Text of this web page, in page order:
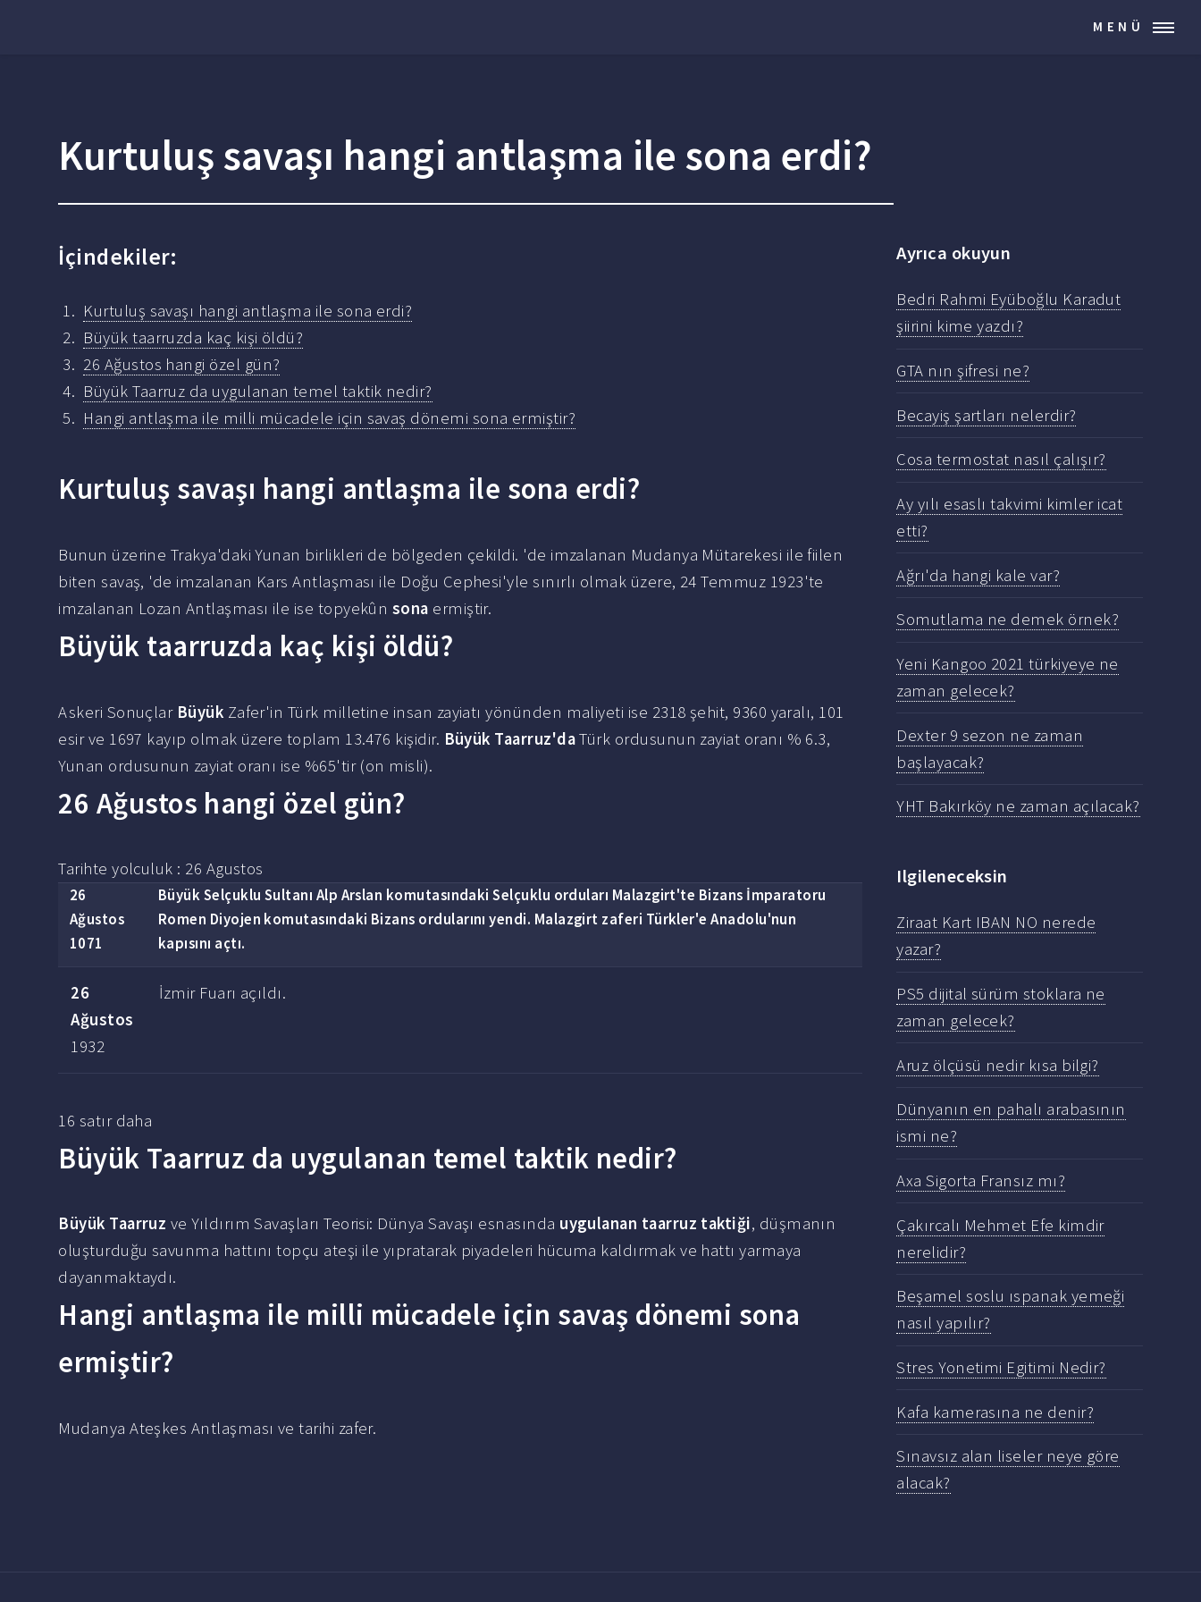
MENÜ
Kurtuluş savaşı hangi antlaşma ile sona erdi?
İçindekiler:
Kurtuluş savaşı hangi antlaşma ile sona erdi?
Büyük taarruzda kaç kişi öldü?
26 Ağustos hangi özel gün?
Büyük Taarruz da uygulanan temel taktik nedir?
Hangi antlaşma ile milli mücadele için savaş dönemi sona ermiştir?
Kurtuluş savaşı hangi antlaşma ile sona erdi?
Bunun üzerine Trakya'daki Yunan birlikleri de bölgeden çekildi. 'de imzalanan Mudanya Mütarekesi ile fiilen
biten savaş, 'de imzalanan Kars Antlaşması ile Doğu Cephesi'yle sınırlı olmak üzere, 24 Temmuz 1923'te
imzalanan Lozan Antlaşması ile ise topyekûn sona ermiştir.
Büyük taarruzda kaç kişi öldü?
Askeri Sonuçlar Büyük Zafer'in Türk milletine insan zayiatı yönünden maliyeti ise 2318 şehit, 9360 yaralı, 101
esir ve 1697 kayıp olmak üzere toplam 13.476 kişidir. Büyük Taarruz'daTürk ordusunun zayiat oranı % 6.3,
Yunan ordusunun zayiat oranı ise %65'tir (on misli).
26 Ağustos hangi özel gün?
Tarihte yolculuk : 26 Agustos
26
Ağustos
1071
Büyük Selçuklu Sultanı Alp Arslan komutasındaki Selçuklu orduları Malazgirt'te Bizans İmparatoru
Romen Diyojen komutasındaki Bizans ordularını yendi. Malazgirt zaferi Türkler'e Anadolu'nun
kapısını açtı.
26
Ağustos
1932
İzmir Fuarı açıldı.
16 satır daha
Büyük Taarruz da uygulanan temel taktik nedir?
Büyük Taarruz ve Yıldırım Savaşları Teorisi: Dünya Savaşı esnasında uygulanan taarruz taktiği, düşmanın
oluşturduğu savunma hattını topçu ateşi ile yıpratarak piyadeleri hücuma kaldırmak ve hattı yarmaya
dayanmaktaydı.
Hangi antlaşma ile milli mücadele için savaş dönemi sona
ermiştir?
Mudanya Ateşkes Antlaşması ve tarihi zafer.
Ayrıca okuyun
Bedri Rahmi Eyüboğlu Karadut
şiirini kime yazdı?
GTA nın şifresi ne?
Becayiş şartları nelerdir?
Cosa termostat nasıl çalışır?
Ay yılı esaslı takvimi kimler icat
etti?
Ağrı'da hangi kale var?
Somutlama ne demek örnek?
Yeni Kangoo 2021 türkiyeye ne
zaman gelecek?
Dexter 9 sezon ne zaman
başlayacak?
YHT Bakırköy ne zaman açılacak?
Ilgileneceksin
Ziraat Kart IBAN NO nerede
yazar?
PS5 dijital sürüm stoklara ne
zaman gelecek?
Aruz ölçüsü nedir kısa bilgi?
Dünyanın en pahalı arabasının
ismi ne?
Axa Sigorta Fransız mı?
Çakırcalı Mehmet Efe kimdir
nerelidir?
Beşamel soslu ıspanak yemeği
nasıl yapılır?
Stres Yonetimi Egitimi Nedir?
Kafa kamerasına ne denir?
Sınavsız alan liseler neye göre
alacak?